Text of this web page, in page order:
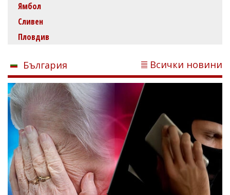
Ямбол
Сливен
Пловдив
България Всички новини